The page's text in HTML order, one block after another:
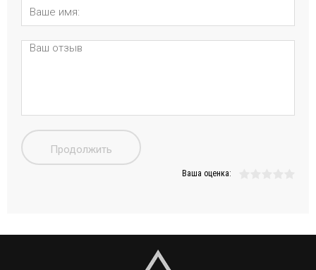
Продолжить
Ваша оценка: